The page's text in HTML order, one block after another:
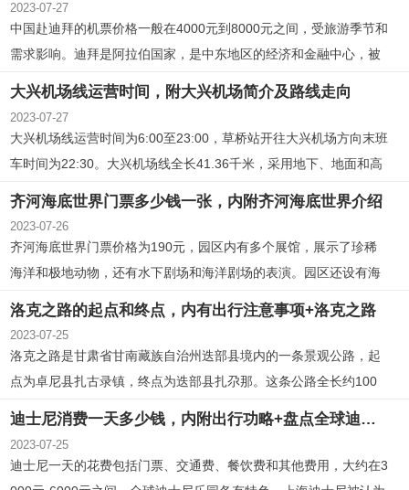
充沛。此外，齐齐哈尔还有丰富的名胜古迹，如大乘寺、卜奎清真
寺等。
2023-07-27
中国赴迪拜的机票价格一般在4000元到8000元之间，受旅游季节和
需求影响。迪拜是阿拉伯国家，是中东地区的经济和金融中心，被
称为“贸易之都”。迪拜对中国游客免费落地签，夏季酷热，冬季气
大兴机场线运营时间，附大兴机场简介及路线走向
2023-07-27
大兴机场线运营时间为6:00至23:00，草桥站开往大兴机场方向末班
车时间为22:30。大兴机场线全长41.36千米，采用地下、地面和高
齐河海底世界门票多少钱一张，内附齐河海底世界介绍
2023-07-26
齐河海底世界门票价格为190元，园区内有多个展馆，展示了珍稀
海洋和极地动物，还有水下剧场和海洋剧场的表演。园区还设有海
生间也提供便利设施。
洛克之路的起点和终点，内有出行注意事项+洛克之路
2023-07-25
洛克之路是甘肃省甘南藏族自治州迭部县境内的一条景观公路，起
点为卓尼县扎古录镇，终点为迭部县扎尕那。这条公路全长约100
公里，沿途风光秀美，被誉为中国最美丽的景观大道之一。然而，2
闭施工，旅游车辆需绕行。施工期间，我们呼吁过往车辆自觉遵守
交通规则，确保施工路段的安全通行。
迪士尼消费一天多少钱，内附出行功略+盘点全球迪士尼+花销参考
2023-07-25
迪士尼一天的花费包括门票、交通费、餐饮费和其他费用，大约在3